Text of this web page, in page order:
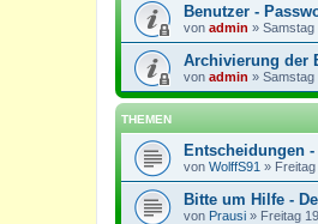
Benutzer -
von admin » Samstag
Archivierung der
von admin » Samstag
THEMEN
Entscheidungen
von WolffS91 »
Bitte um Hilfe -
von Prausi » Freitag